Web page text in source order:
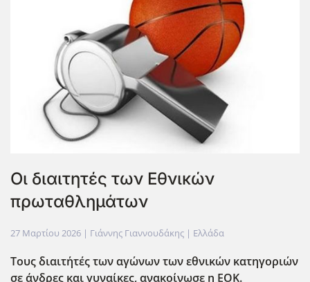
Οι διαιτητές των Εθνικών
πρωταθλημάτων
27 Μαρτίου 2026 | Γιάννης Γιαννουδάκης | Ελλάδα
Τους διαιτ΄ητές των αγώνων των εθνικών κατηγοριών
σε άνδρες και γυναίκες, ανακοίνωσε η ΕΟΚ.